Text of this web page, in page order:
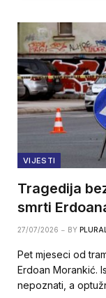
VIJESTI
Tragedija
smrti
27/07/2026 BY
Pet mjeseci od
Erdoan Morankić.
nepoznati, a